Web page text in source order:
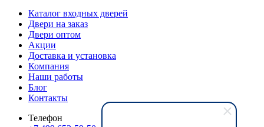
Каталог входных дверей
Двери на заказ
Двери оптом
Акции
Доставка и установка
Компания
Наши работы
Блог
Контакты
Телефон